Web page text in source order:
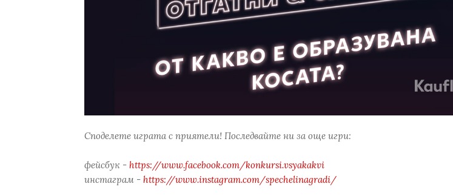
Споделете играта с приятели! Последвайте ни за още игри:
фейсбук - https://www.facebook.com/konkursi.vsyakakvi
инстаграм - https://www.instagram.com/spechelinagradi/